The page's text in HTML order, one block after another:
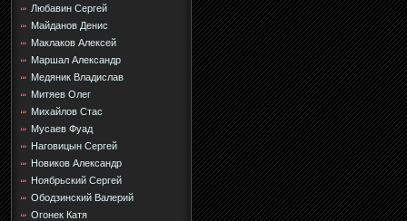
Любавин Сергей
Майданов Денис
Маклаков Алексей
Маршал Александр
Медяник Владислав
Митяев Олег
Михайлов Стас
Мусаев Фуад
Наговицын Сергей
Новиков Александр
Ноябрьский Сергей
Ободзинский Валерий
Огонек Катя